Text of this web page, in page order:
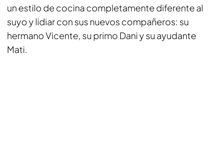
un estilo de cocina completamente diferente al
suyo y lidiar con sus nuevos compañeros: su
hermano Vicente, su primo Dani y su ayudante
Mati.